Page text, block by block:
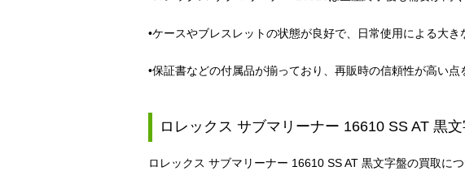
•ケースやブレスレットの状態が良好で、日常使用による大
•保証書などの付属品が揃っており、再販時の信頼性が高い点
ロレックス サブマリーナー 16610 SS AT 黒
ロレックス サブマリーナー 16610 SS AT 黒文字盤の買取に